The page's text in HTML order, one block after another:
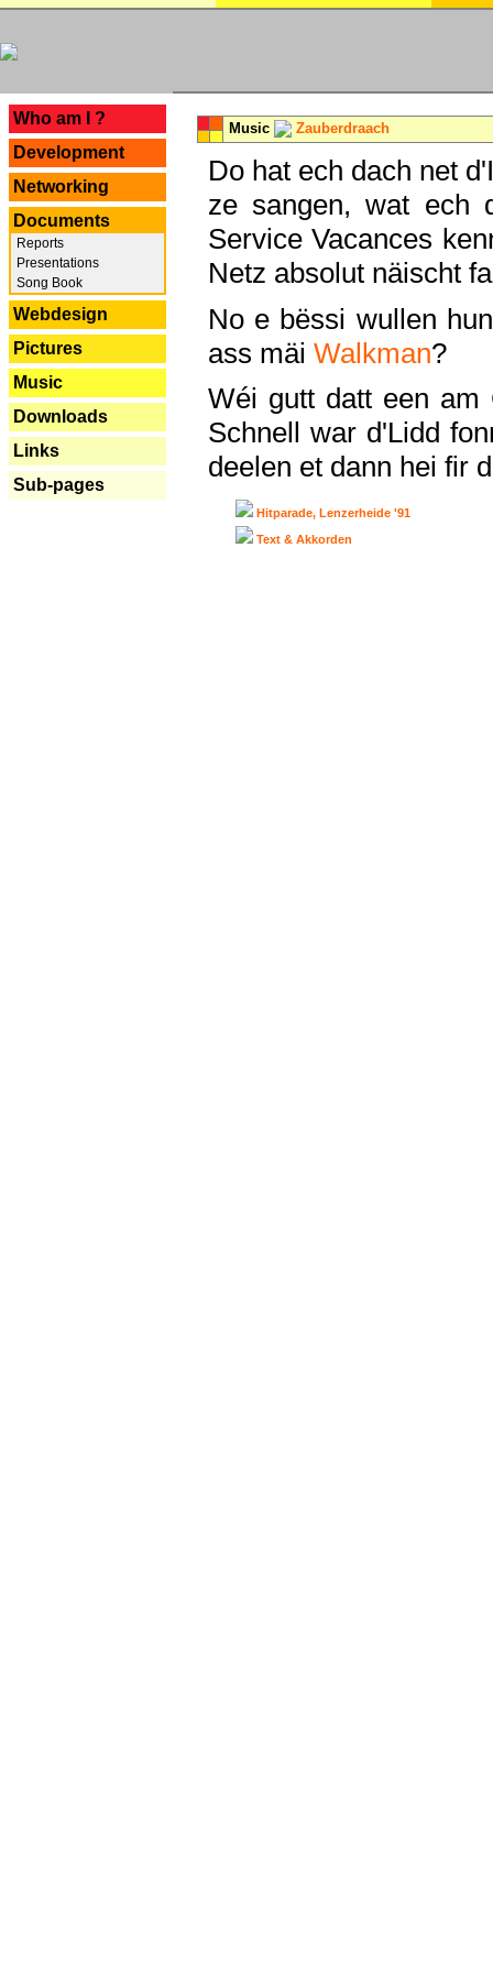
Who am I ?
Development
Networking
Documents
Reports
Presentations
Song Book
Webdesign
Pictures
Music
Downloads
Links
Sub-pages
Music Zauberdraach
Do hat ech dach net
ze sangen, wat ech
Service Vacances
Netz absolut näischt
No e bëssi wullen
ass mäi Walkman?
Wéi gutt datt een am
Schnell war d'Lidd
deelen et dann hei fir
Hitparade, Lenzerheide '91
Text & Akkorden